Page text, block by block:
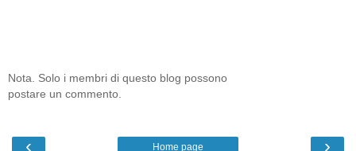
Nota. Solo i membri di questo blog possono
postare un commento.
‹ ›
Home page